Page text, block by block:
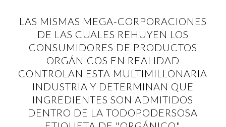
LAS MISMAS MEGA-CORPORACIONES
DE LAS CUALES REHUYEN LOS
CONSUMIDORES DE PRODUCTOS
ORGÁNICOS EN REALIDAD
CONTROLAN ESTA MULTIMILLONARIA
INDUSTRIA Y DETERMINAN QUE
INGREDIENTES SON ADMITIDOS
DENTRO DE LA TODOPODERSOSA